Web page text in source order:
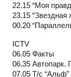
22.15 “Моя
23.15
00.20
ICTV
06.05 Факты
06.35 Автопарк.
07.05 Т/с “Альф”